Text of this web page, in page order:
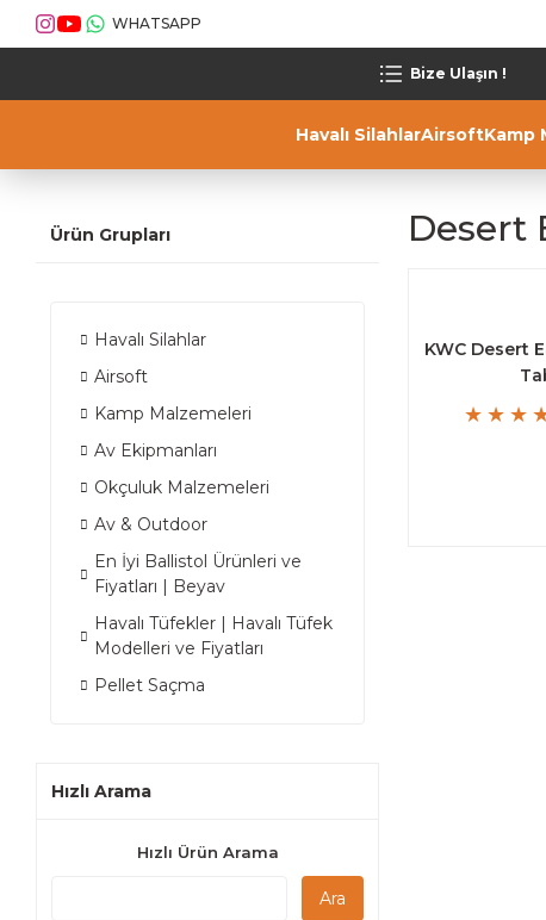
WHATSAPP
Bize Ulaşın !
Havalı SilahlarAirsoftKamp
Ürün Grupları
Havalı Silahlar
Airsoft
Kamp Malzemeleri
Av Ekipmanları
Okçuluk Malzemeleri
Av & Outdoor
En İyi Ballistol Ürünleri ve
Fiyatları | Beyav
Havalı Tüfekler | Havalı Tüfek
Modelleri ve Fiyatları
Pellet Saçma
Hızlı Arama
Hızlı Ürün Arama
Ara
Desert
KWC Desert